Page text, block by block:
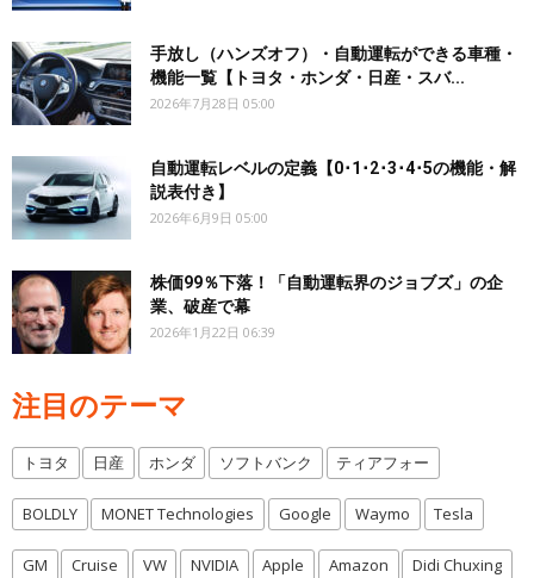
手放し（ハンズオフ）・自動運転ができる車種・
機能一覧【トヨタ・ホンダ・日産・スバ...
2026年7月28日 05:00
自動運転レベルの定義【0･1･2･3･4･5の機能・解
説表付き】
2026年6月9日 05:00
株価99％下落！「自動運転界のジョブズ」の企
業、破産で幕
2026年1月22日 06:39
注目のテーマ
トヨタ 日産 ホンダ ソフトバンク ティアフォー
BOLDLY MONET Technologies Google Waymo Tesla
GM Cruise VW NVIDIA Apple Amazon Didi Chuxing